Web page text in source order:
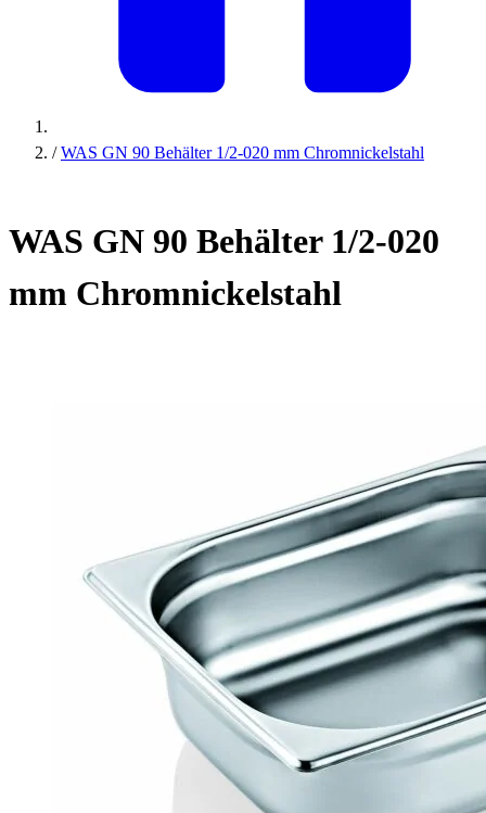
/ WAS GN 90 Behälter 1/2-020 mm Chromnickelstahl
WAS GN 90 Behälter 1/2-020
mm Chromnickelstahl